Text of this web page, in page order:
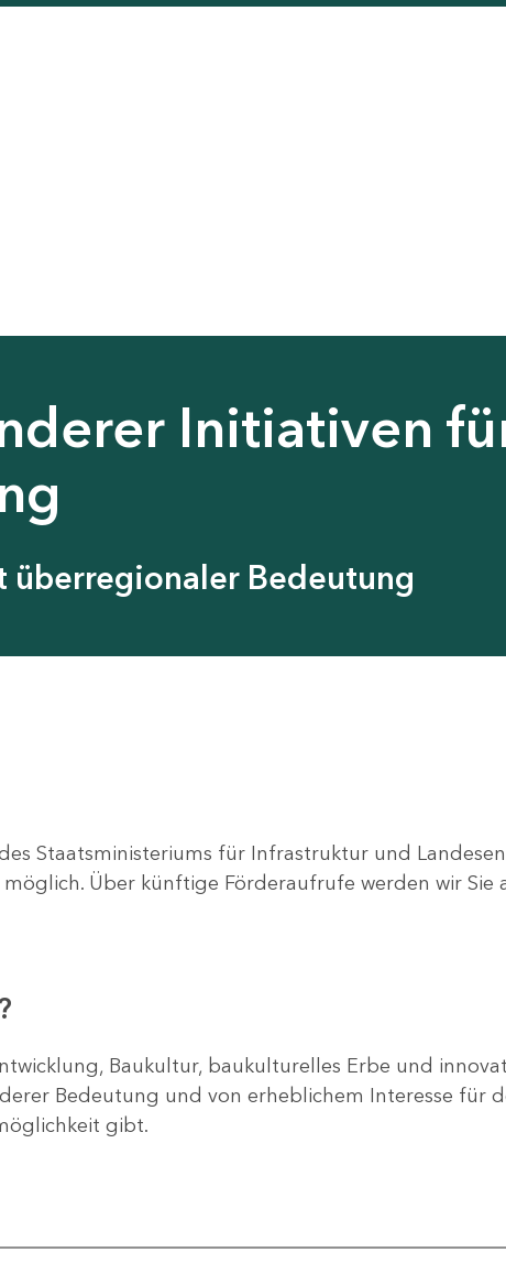
Initiativen
überregionaler Bedeutung
Staatsministeriums für Infrastruktur und
Über künftige Förderaufrufe werden wir Sie
Baukultur, baukulturelles Erbe und
Bedeutung und von erheblichem Interesse für
gibt.